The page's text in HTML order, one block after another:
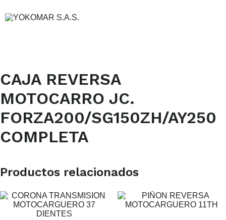
CAJA REVERSA
MOTOCARRO JC.
FORZA200/SG150ZH/AY250
COMPLETA
Productos relacionados